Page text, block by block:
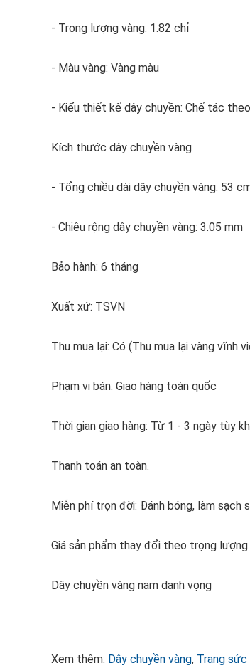
- Trọng lượng vàng: 1.82 chỉ
- Màu vàng: Vàng màu
- Kiểu thiết kế dây chuyền: Chế tác
Kích thước dây chuyền vàng
- Tổng chiều dài dây chuyền vàng: 53
- Chiêu rộng dây chuyền vàng: 3.05 mm
Bảo hành: 6 tháng
Xuất xứ: TSVN
Thu mua lại: Có (Thu mua lại vàng
Phạm vi bán: Giao hàng toàn quốc
Thời gian giao hàng: Từ 1 - 3 ngày tùy
Thanh toán an toàn.
Miễn phí trọn đời: Đánh bóng, làm sạch
Giá sản phẩm thay đổi theo trọng
Dây chuyền vàng nam danh vọng
Xem thêm: Dây chuyền vàng, Trang sức